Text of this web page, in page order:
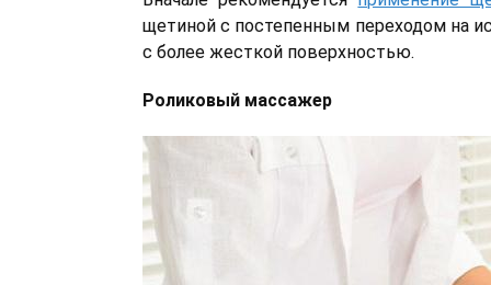
щетиной с постепенным переходом на
с более жесткой поверхностью.
Роликовый массажер